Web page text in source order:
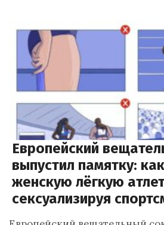
Европейский
выпустил памятку:
женскую лёгкую
сексуализируя